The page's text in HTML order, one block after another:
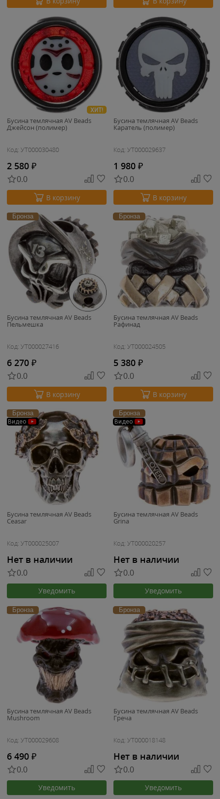
ХИТ!
Бусина темлячная AV Beads
Джейсон (полимер)
Код: УТ000030480
2 580 ₽
0.0
В корзину
Бусина темлячная AV Beads
Каратель (полимер)
Код: УТ000029637
1 980 ₽
0.0
В корзину
Бронза
Бусина темлячная AV Beads
Пельмешка
Код: УТ000027416
6 270 ₽
0.0
В корзину
Бронза
Бусина темлячная AV Beads
Рафинад
Код: УТ000024505
5 380 ₽
0.0
В корзину
Бронза
Видео
Бусина темлячная AV Beads
Ceasar
Код: УТ000025007
Нет в наличии
0.0
Уведомить
Бронза
Видео
Бусина темлячная AV Beads
Grina
Код: УТ000020257
Нет в наличии
0.0
Уведомить
Бронза
Бусина темлячная AV Beads
Mushroom
Код: УТ000029608
6 490 ₽
0.0
Уведомить
Бронза
Бусина темлячная AV Beads
Греча
Код: УТ000018148
Нет в наличии
0.0
Уведомить